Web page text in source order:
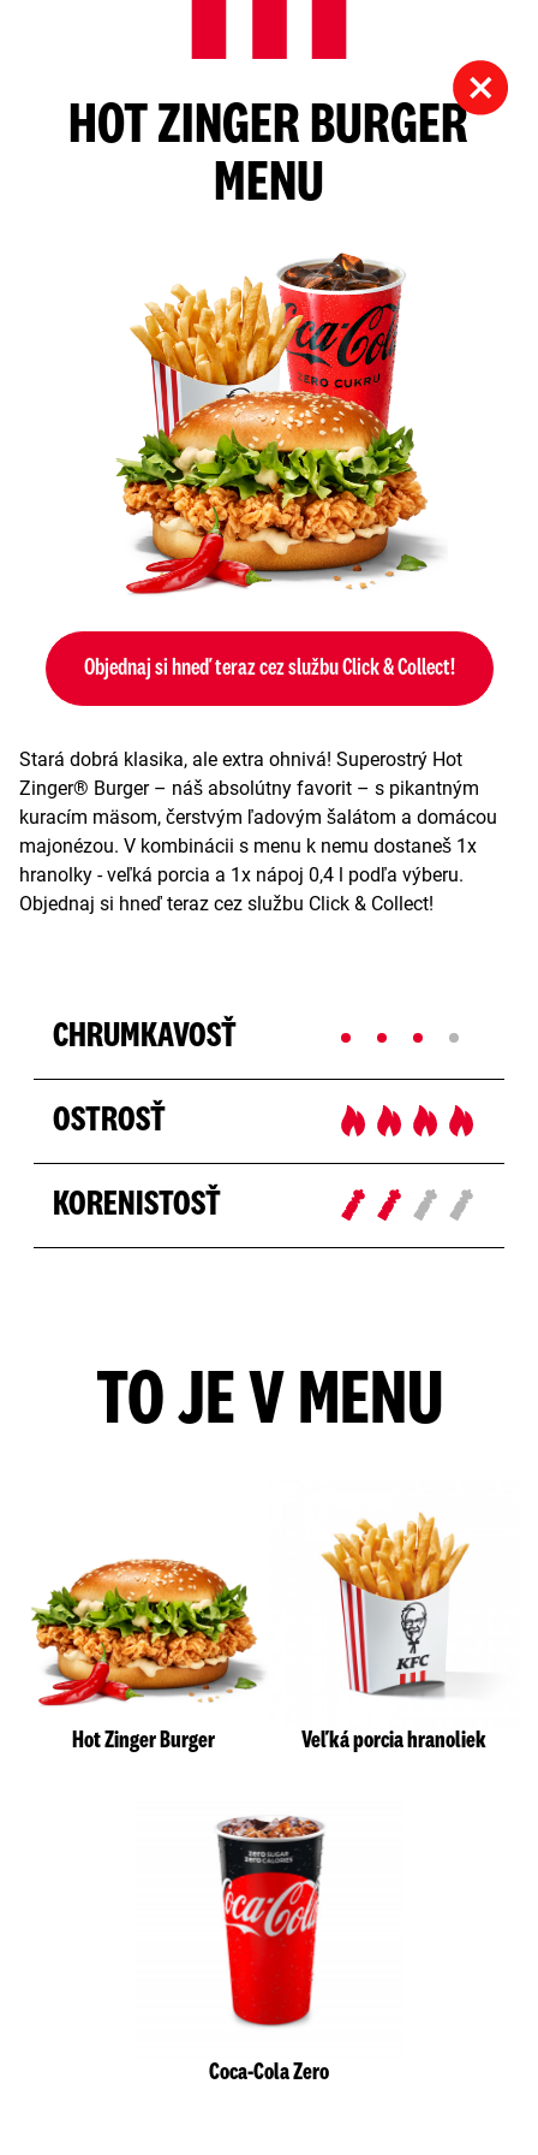
HOT ZINGER BURGER
MENU
Objednaj si hneď teraz cez službu Click & Collect!
Stará dobrá klasika, ale extra ohnivá! Superostrý Hot
Zinger® Burger – náš absolútny favorit – s pikantným
kuracím mäsom, čerstvým ľadovým šalátom a domácou
majonézou. V kombinácii s menu k nemu dostaneš 1x
hranolky - veľká porcia a 1x nápoj 0,4 l podľa výberu.
Objednaj si hneď teraz cez službu Click & Collect!
CHRUMKAVOSŤ
OSTROSŤ
KORENISTOSŤ
TO JE V MENU
Hot Zinger Burger Veľká porcia hranoliek
Coca-Cola Zero